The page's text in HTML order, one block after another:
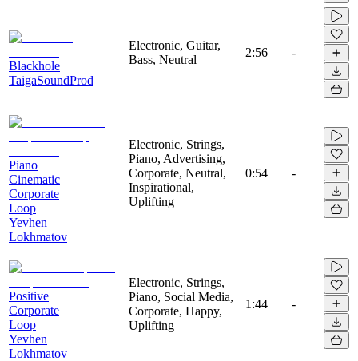
Blackhole
TaigaSoundProd
Electronic, Guitar,
Bass, Neutral
2:56 -
Piano
Cinematic
Corporate
Loop
Yevhen
Lokhmatov
Electronic, Strings,
Piano, Advertising,
Corporate, Neutral,
Inspirational,
Uplifting
0:54 -
Positive
Corporate
Loop
Yevhen
Lokhmatov
Electronic, Strings,
Piano, Social Media,
Corporate, Happy,
Uplifting
1:44 -